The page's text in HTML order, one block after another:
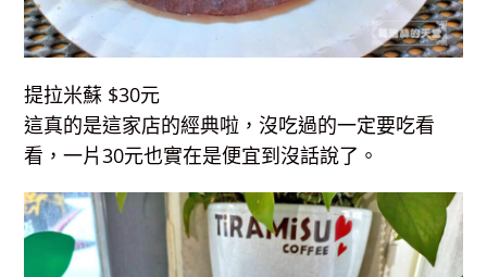
提拉米蘇 $30元
這真的是這家店的經典啦，沒吃過的一定要吃看
看，一片30元也實在是便宜到沒話說了。